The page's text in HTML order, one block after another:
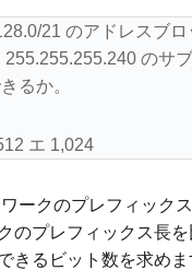
21 のアドレスブロ
のサ
るか。
エ 1,024
ークのプレフィック
のプレフィックス長
きるビット数を求めま